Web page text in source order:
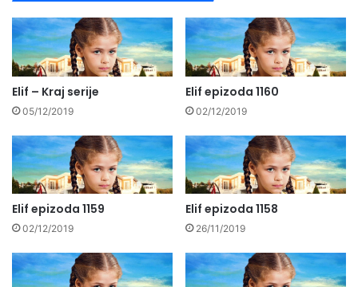
Elif – Kraj serije
05/12/2019
Elif epizoda 1160
02/12/2019
Elif epizoda 1159
02/12/2019
Elif epizoda 1158
26/11/2019